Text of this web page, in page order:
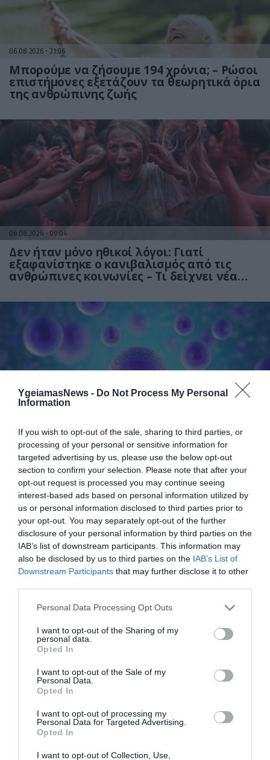
YgeiamasNews - Do Not Process My Personal
Information
If you wish to opt-out of the sale, sharing to third parties, or
processing of your personal or sensitive information for
targeted advertising by us, please use the below opt-out
section to confirm your selection. Please note that after your
opt-out request is processed you may continue seeing
interest-based ads based on personal information utilized by
us or personal information disclosed to third parties prior to
your opt-out. You may separately opt-out of the further
disclosure of your personal information by third parties on the
IAB’s list of downstream participants. This information may
also be disclosed by us to third parties on the IAB’s List of
Downstream Participants that may further disclose it to other
Please note that this website/app uses one or more Google
not limited to your visit or usage behaviour. You may click to
grant or deny consent to Google and its third-party tags to
use your data for below specified purposes in below Google
consent section.
Personal Data Processing Opt Outs
I want to opt-out of the Sharing of my
personal data.
Opted In
I want to opt-out of the Sale of my
Personal Data.
Opted In
I want to opt-out of processing my
Personal Data for Targeted Advertising.
Opted In
I want to opt-out of Collection, Use,
06.08.2026 21:06
Μπορούμε να ζήσουμε 194 χρόνια; – Ρώσοι
επιστήμονες εξετάζουν τα θεωρητικά όρια
της ανθρώπινης ζωής
06.08.2026 09:04
Δεν ήταν μόνο ηθικοί λόγοι: Γιατί
εξαφανίστηκε ο κανιβαλισμός από τις
ανθρώπινες κοινωνίες – Τι δείχνει νέα
Αυτό είναι το σύμπτωμα του καρκίνου του
δέρματος που μπορεί να εντοπιστεί στο
κομμωτήριο! – Τι δείχνει νέα έρευνα
Ξυπνάτε και σέρνεστε από την κούραση;
8+1 απλές κινήσεις για περισσότερη
ενέργεια από το πρωί